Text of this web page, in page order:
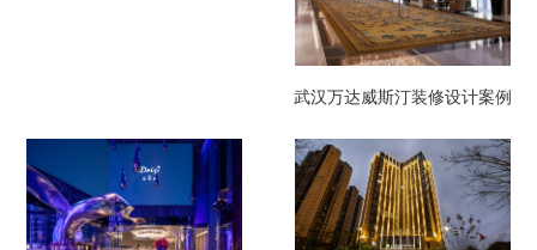
武汉万达威斯汀装修设计案例